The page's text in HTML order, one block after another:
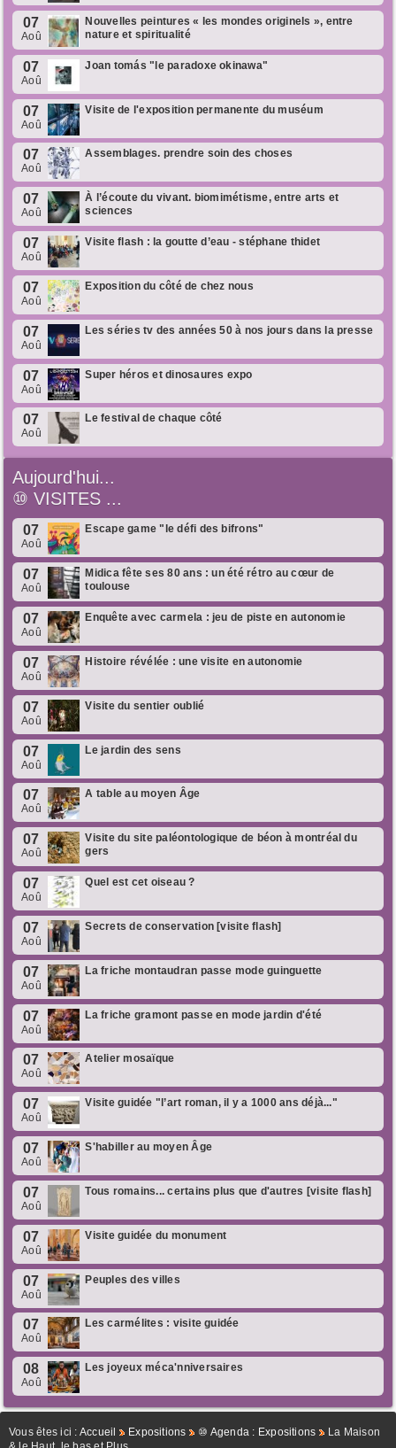
07
Aoû
Nouvelles peintures « les mondes originels », entre
nature et spiritualité
07
Aoû
Joan tomás "le paradoxe okinawa"
07
Aoû
Visite de l'exposition permanente du muséum
07
Aoû
Assemblages. prendre soin des choses
07
Aoû
À l’écoute du vivant. biomimétisme, entre arts et
sciences
07
Aoû
Visite flash : la goutte d’eau - stéphane thidet
07
Aoû
Exposition du côté de chez nous
07
Aoû
Les séries tv des années 50 à nos jours dans la presse
07
Aoû
Super héros et dinosaures expo
07
Aoû
Le festival de chaque côté
Aujourd'hui...
⑩VISITES ...
07
Aoû
Escape game "le défi des bifrons"
07
Aoû
Midica fête ses 80 ans : un été rétro au cœur de
toulouse
07
Aoû
Enquête avec carmela : jeu de piste en autonomie
07
Aoû
Histoire révélée : une visite en autonomie
07
Aoû
Visite du sentier oublié
07
Aoû
Le jardin des sens
07
Aoû
A table au moyen Âge
07
Aoû
Visite du site paléontologique de béon à montréal du
gers
07
Aoû
Quel est cet oiseau ?
07
Aoû
Secrets de conservation [visite flash]
07
Aoû
La friche montaudran passe mode guinguette
07
Aoû
La friche gramont passe en mode jardin d'été
07
Aoû
Atelier mosaïque
07
Aoû
Visite guidée "l’art roman, il y a 1000 ans déjà..."
07
Aoû
S'habiller au moyen Âge
07
Aoû
Tous romains... certains plus que d'autres [visite flash]
07
Aoû
Visite guidée du monument
07
Aoû
Peuples des villes
07
Aoû
Les carmélites : visite guidée
08
Aoû
Les joyeux méca'nniversaires
Vous êtes ici : Accueil Expositions ⑩ Agenda : Expositions
La Maison